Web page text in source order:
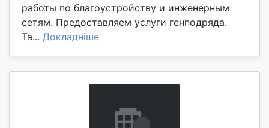
работы по благоустройству и инженерным
сетям. Предоставляем услуги генподряда.
Та... Докладніше